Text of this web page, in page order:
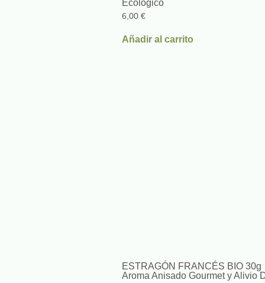
Ecológico
6,00 €
Añadir al carrito
ESTRAGÓN FRANCÉS BIO 30g
Aroma Anisado Gourmet y Alivio